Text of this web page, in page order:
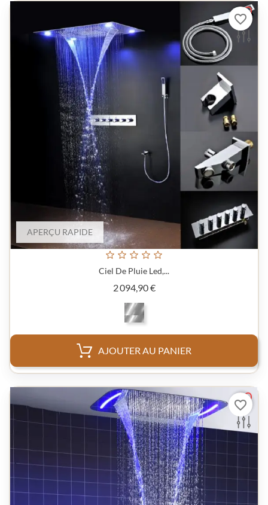
APERÇU RAPIDE
Ciel De Pluie Led,...
2 094,90 €Prix
AJOUTER AU PANIER
favorite_border
favorite_border